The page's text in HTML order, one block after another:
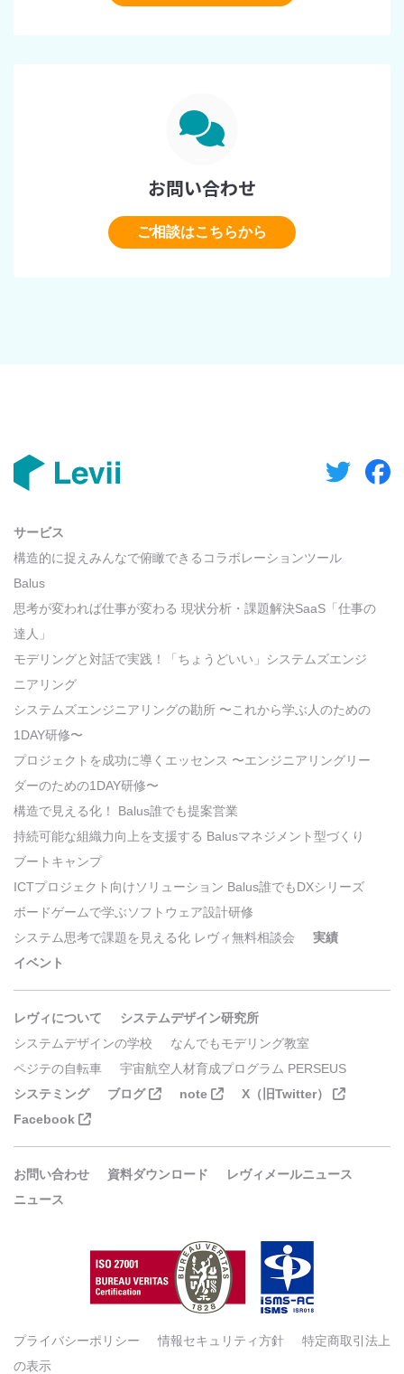
お問い合わせ
ご相談はこちらから
サービス
構造的に捉えみんなで俯瞰できるコラボレーションツール
Balus
思考が変われば仕事が変わる 現状分析・課題解決SaaS「仕事の
達人」
モデリングと対話で実践！「ちょうどいい」システムズエンジ
ニアリング
システムズエンジニアリングの勘所 〜これから学ぶ人のための
1DAY研修〜
プロジェクトを成功に導くエッセンス 〜エンジニアリングリー
ダーのための1DAY研修〜
構造で見える化！ Balus誰でも提案営業
持続可能な組織力向上を支援する Balusマネジメント型づくり
ブートキャンプ
ICTプロジェクト向けソリューション Balus誰でもDXシリーズ
ボードゲームで学ぶソフトウェア設計研修
システム思考で課題を見える化 レヴィ無料相談会
実績
イベント
レヴィについて
システムデザイン研究所
システムデザインの学校
なんでもモデリング教室
ペジテの自転車
宇宙航空人材育成プログラム PERSEUS
システミング
ブログ note
X（旧Twitter）
Facebook
お問い合わせ 資料ダウンロード
レヴィメールニュース
ニュース
プライバシーポリシー 情報セキュリティ方針
特定商取引法上
の表示